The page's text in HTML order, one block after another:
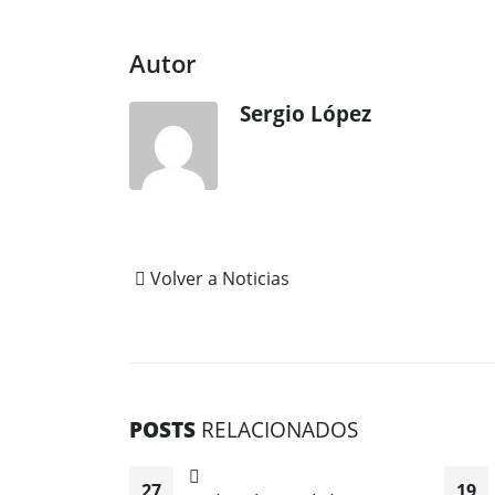
Autor
Sergio López
Volver a Noticias
POSTS RELACIONADOS
27 19